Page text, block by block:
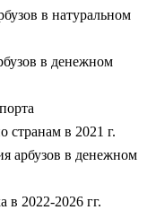
в натуральном
в денежном
странам в 2021 г.
арбузов в денежном
в 2022-2026 гг.